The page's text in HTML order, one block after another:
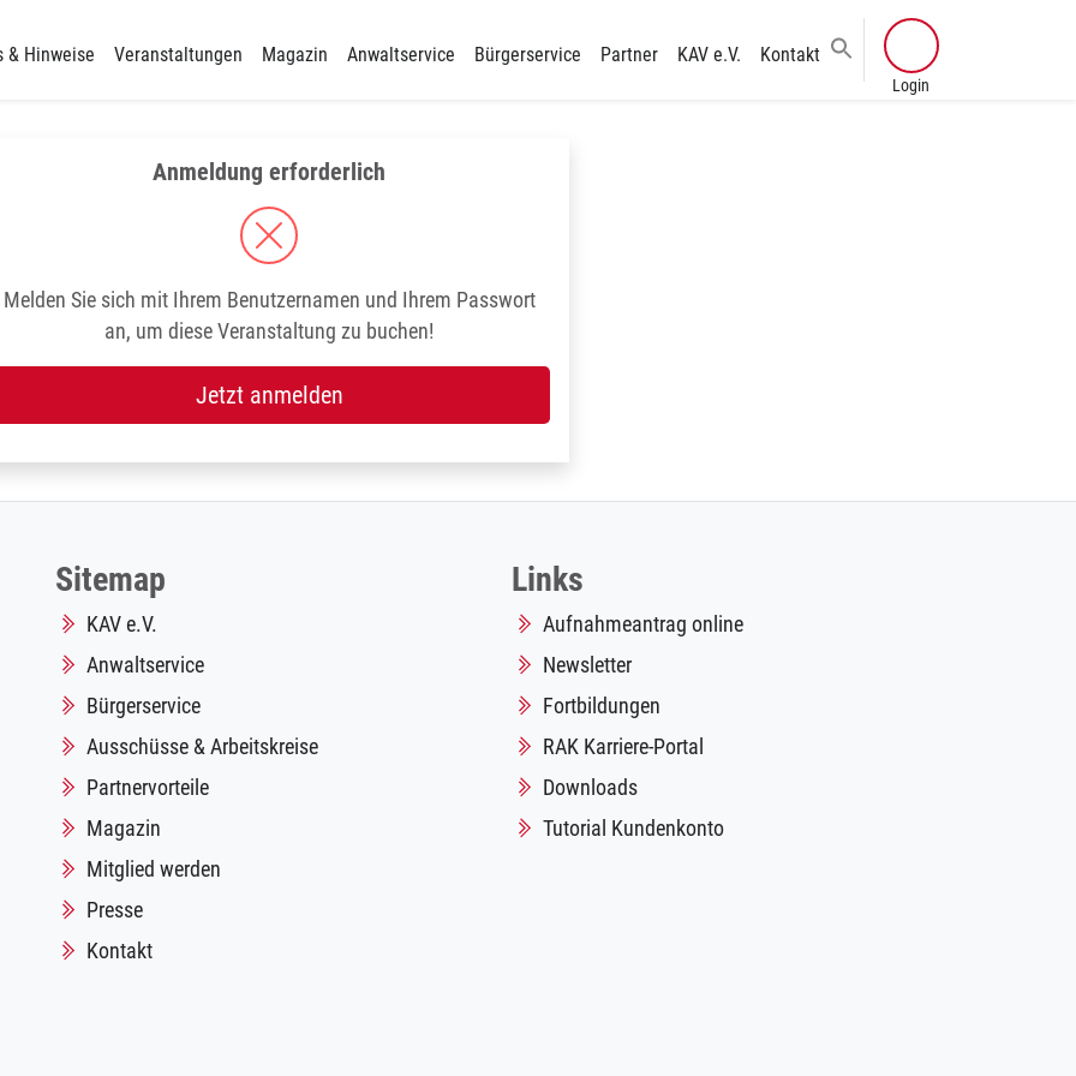
& Hinweise Veranstaltungen Magazin Anwaltservice Bürgerservice Partner KAV e.V. Kontakt
Anmeldung erforderlich
Melden Sie sich mit Ihrem Benutzernamen und Ihrem Passwort
an, um diese Veranstaltung zu buchen!
Jetzt anmelden
Sitemap
KAV e.V.
Anwaltservice
Bürgerservice
Ausschüsse & Arbeitskreise
Partnervorteile
Magazin
Mitglied werden
Presse
Kontakt
Links
Aufnahmeantrag online
Newsletter
Fortbildungen
RAK Karriere-Portal
Downloads
Tutorial Kundenkonto